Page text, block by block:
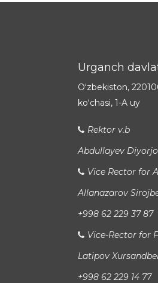
Urganch
Oʻzbekiston,
koʻchasi, 1-A uy
Rektor v.b
Abdullayev
Vice Rector for
Allanazarov
+998 62 229 37 87
Vice-Rector for
Latipov
+998 62 229 14 77